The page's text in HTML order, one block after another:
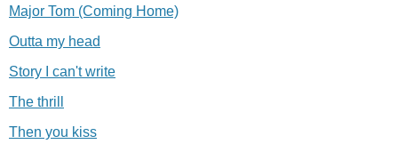
Major Tom (Coming Home)
Outta my head
Story I can't write
The thrill
Then you kiss